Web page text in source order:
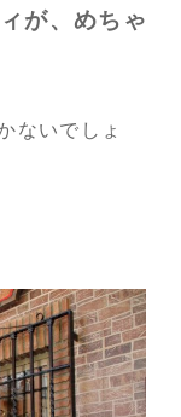
が、めちゃ
ないでしょ